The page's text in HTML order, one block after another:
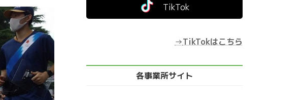
TikTok
→TikTokはこちら
各事業所サイト